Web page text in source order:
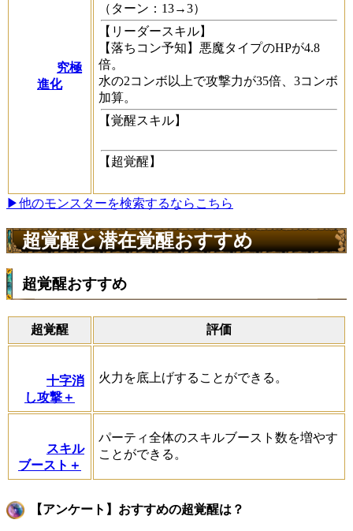
究極
進化
（ターン：13→3）
【リーダースキル】
【落ちコン予知】悪魔タイプのHPが4.8
倍。
水の2コンボ以上で攻撃力が35倍、3コンボ
加算。
【覚醒スキル】
【超覚醒】
▶他のモンスターを検索するならこちら
超覚醒と潜在覚醒おすすめ
超覚醒おすすめ
超覚醒 評価
十字消
し攻撃＋
火力を底上げすることができる。
スキル
ブースト＋
パーティ全体のスキルブースト数を増やす
ことができる。
【アンケート】おすすめの超覚醒は？